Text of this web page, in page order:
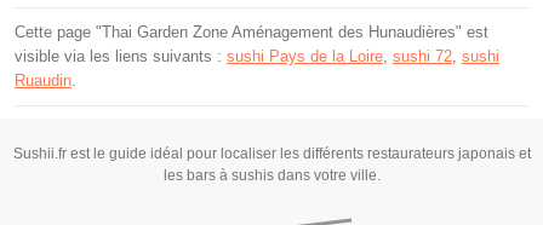
Cette page "Thai Garden Zone Aménagement des Hunaudières" est
visible via les liens suivants : sushi Pays de la Loire sushi 72 sushi
Ruaudin
Sushii.fr est le guide idéal pour localiser les différents restaurateurs japonais et
les bars à sushis dans votre ville.